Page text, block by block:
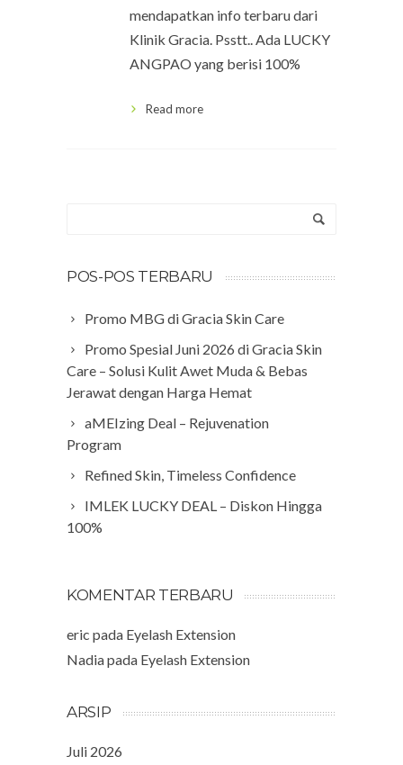
mendapatkan info terbaru dari
Klinik Gracia. Psstt.. Ada LUCKY
ANGPAO yang berisi 100%
Read more
POS-POS TERBARU
Promo MBG di Gracia Skin Care
Promo Spesial Juni 2026 di Gracia Skin
Care – Solusi Kulit Awet Muda & Bebas
Jerawat dengan Harga Hemat
aMEIzing Deal – Rejuvenation
Program
Refined Skin, Timeless Confidence
IMLEK LUCKY DEAL – Diskon Hingga
100%
KOMENTAR TERBARU
eric pada Eyelash Extension
Nadiapada Eyelash Extension
ARSIP
Juli 2026